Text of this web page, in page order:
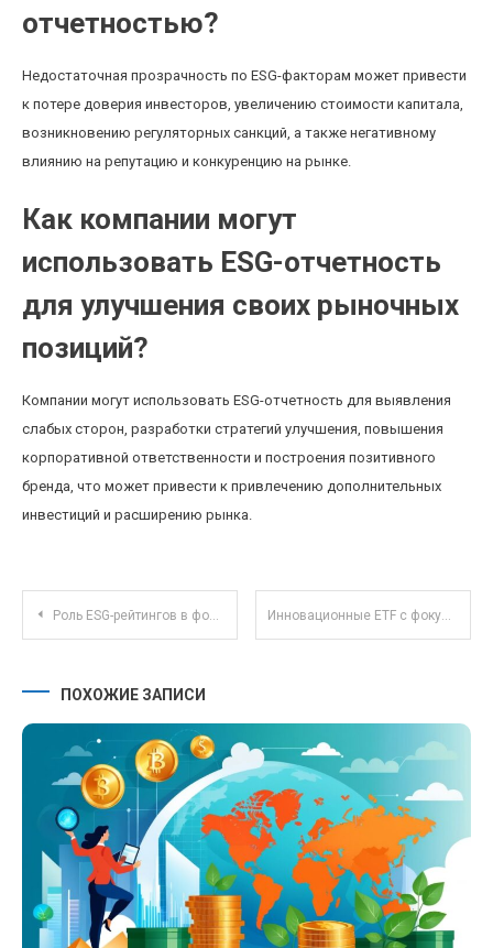
отчетностью?
Недостаточная прозрачность по ESG-факторам может привести
к потере доверия инвесторов, увеличению стоимости капитала,
возникновению регуляторных санкций, а также негативному
влиянию на репутацию и конкуренцию на рынке.
Как компании могут
использовать ESG-отчетность
для улучшения своих рыночных
позиций?
Компании могут использовать ESG-отчетность для выявления
слабых сторон, разработки стратегий улучшения, повышения
корпоративной ответственности и построения позитивного
бренда, что может привести к привлечению дополнительных
инвестиций и расширению рынка.
Навигация по записям
Роль ESG-рейтингов в формировании инвестиционных решений на фондовом рынке 2024 Инновационные ETF с фокусом на устойчивое развитие: как выбрать экологичные инвестиции
ПОХОЖИЕ ЗАПИСИ